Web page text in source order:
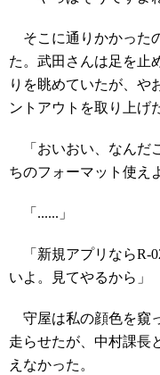
そこに通りかかった
た。武田さんは足を止
りを眺めていたが、や
ントアウトを取り上げ
「おいおい、なんだ
ちのフォーマット使え
「......」
「新規アプリならR-
いよ。見てやるから」
守屋は私の顔色を窺
走らせたが、中村課長
えなかった。